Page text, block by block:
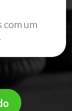
com um